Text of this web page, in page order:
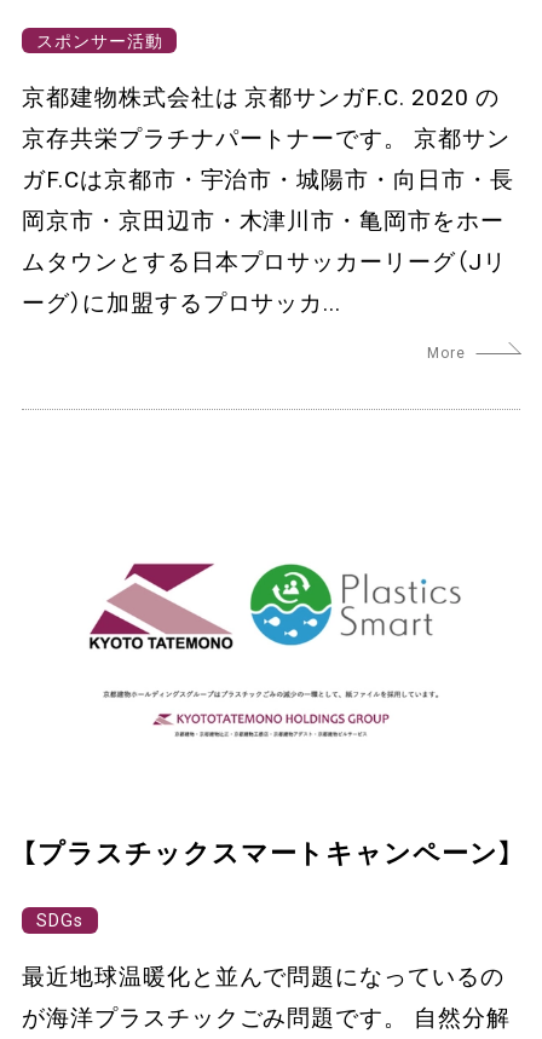
スポンサー活動
京都建物株式会社は 京都サンガF.C. 2020 の
京存共栄プラチナパートナーです。 京都サン
ガF.Cは京都市・宇治市・城陽市・向日市・長
岡京市・京田辺市・木津川市・亀岡市をホー
ムタウンとする日本プロサッカーリーグ（Jリ
ーグ）に加盟するプロサッカ...
【プラスチックスマートキャンペーン】
SDGs
最近地球温暖化と並んで問題になっているの
が海洋プラスチックごみ問題です。 自然分解